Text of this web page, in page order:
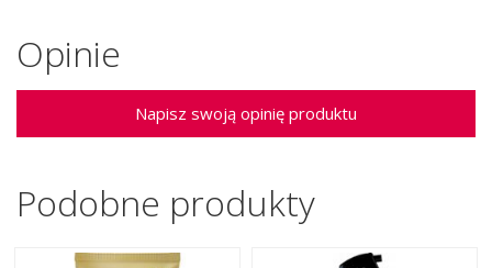
Opinie
Napisz swoją opinię produktu
Podobne produkty